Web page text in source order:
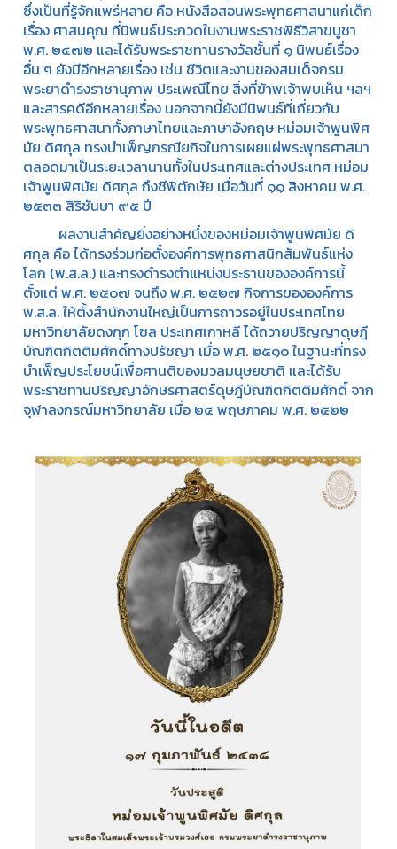
ซึ่งเป็นที่รู้จักแพร่หลาย คือ หนังสือสอนพระพุทธศาสนาแก่เด็ก
เรื่อง ศาสนคุณ ที่นิพนธ์ประกวดในงานพระราชพิธีวิสาขบูชา
พ.ศ. ๒๔๗๒ และได้รับพระราชทานรางวัลชั้นที่ ๑ นิพนธ์เรื่อง
อื่น ๆ ยังมีอีกหลายเรื่อง เช่น ชีวิตและงานของสมเด็จกรม
พระยาดำรงราชานุภาพ ประเพณีไทย สิ่งที่ข้าพเจ้าพบเห็น ฯลฯ
และสารคดีอีกหลายเรื่อง นอกจากนี้ยังมีนิพนธ์ที่เกี่ยวกับ
พระพุทธศาสนาทั้งภาษาไทยและภาษาอังกฤษ หม่อมเจ้าพูนพิศ
มัย ดิศกุล ทรงบำเพ็ญกรณียกิจในการเผยแผ่พระพุทธศาสนา
ตลอดมาเป็นระยะเวลานานทั้งในประเทศและต่างประเทศ หม่อม
เจ้าพูนพิศมัย ดิศกุล ถึงชีพิตักษัย เมื่อวันที่ ๑๑ สิงหาคม พ.ศ.
๒๕๓๓ สิริชันษา ๙๕ ปี
ผลงานสำคัญยิ่งอย่างหนึ่งของหม่อมเจ้าพูนพิศมัย ดิ
ศกุล คือ ได้ทรงร่วมก่อตั้งองค์การพุทธศาสนิกสัมพันธ์แห่ง
โลก (พ.ส.ล.) และทรงดำรงตำแหน่งประธานขององค์การนี้
ตั้งแต่ พ.ศ. ๒๕๐๗ จนถึง พ.ศ. ๒๕๒๗ กิจการขององค์การ
พ.ส.ล. ให้ตั้งสำนักงานใหญ่เป็นการถาวรอยู่ในประเทศไทย
มหาวิทยาลัยดงกุก โซล ประเทศเกาหลี ได้ถวายปริญญาดุษฎี
บัณฑิตกิตติมศักดิ์ทางปรัชญา เมื่อ พ.ศ. ๒๕๑๐ ในฐานะที่ทรง
บำเพ็ญประโยชน์เพื่อศานติของมวลมนุษยชาติ และได้รับ
พระราชทานปริญญาอักษรศาสตร์ดุษฎีบัณฑิตกิตติมศักดิ์ จาก
จุฬาลงกรณ์มหาวิทยาลัย เมื่อ ๒๔ พฤษภาคม พ.ศ. ๒๕๒๒